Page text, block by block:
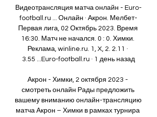
Видеотрансляция матча онлайн - Euro-
football.ru ... Онлайн · Акрон. Мелбет-
Первая лига, 02 Октябрь 2023. Время
16:30. Матч не начался. 0 : 0. Химки.
Реклама, winline.ru. 1, X, 2. 2.11 ·
3.55 ...Euro-football.ru · 1 день назад
Акрон - Химки, 2 октября 2023 -
смотреть онлайн Рады предложить
вашему вниманию онлайн-трансляцию
матча Акрон – Химки в рамках турнира